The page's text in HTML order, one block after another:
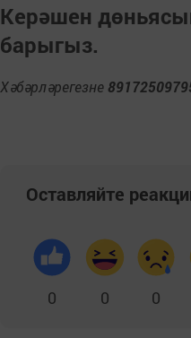
Керәшен
барыгыз.
Хәбәрләрегезне
Оставляйте
0 0 0